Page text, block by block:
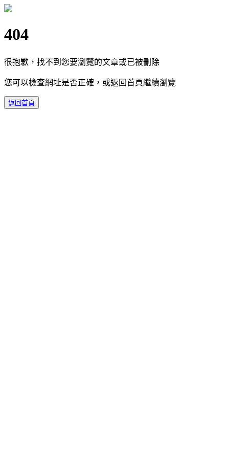
404
很抱歉，找不到您要瀏覽的文章或已被刪除
您可以檢查網址是否正確，或返回首頁繼續瀏覽
返回首頁